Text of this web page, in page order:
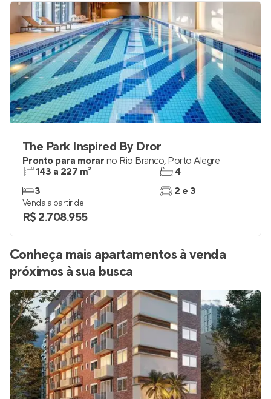
The Park Inspired By Dror
Pronto para morar no Rio Branco, Porto Alegre
143 a 227 m²
3
4
2 e 3
Venda a partir de
R$ 2.708.955
Conheça mais apartamentos à venda
próximos à sua busca